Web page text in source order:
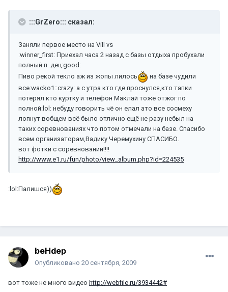
:::GrZero::: сказал:
Заняли первое место на Vill vs
:winner_first: Приехал часа 2 назад с базы отдыха пробухали
полный п..дец:good:
Пиво рекой текло аж из жопы лилось
на базе чудили
все:wacko1::crazy: а с утра кто где проснулся,кто тапки
потерял кто куртку и телефон Маклай тоже отжог по
полной:lol: небуду говорить чё он елал ато все сосмеху
лопнут вобщем всё было отлично ещё не разу небыл на
таких соревнованиях что потом отмечали на базе. Спасибо
всем организаторам,Вадику Черемухину СПАСИБО.
вот фотки с соревнований!!!!
http://www.e1.ru/fun/photo/view_album.php?id=224535
:lol:Палишся))
beHdep
Опубликовано 20 сентября, 2009
вот тоже не много видео http://webfile.ru/3934442#